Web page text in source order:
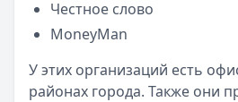
Честное слово
MoneyMan
У этих организаций есть
районах города. Также они